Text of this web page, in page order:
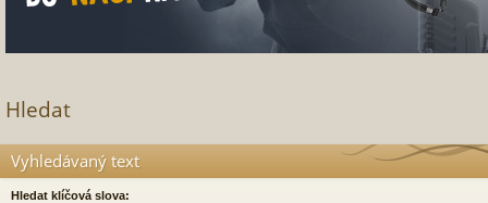
Hledat
Vyhledávaný text
Hledat klíčová slova: